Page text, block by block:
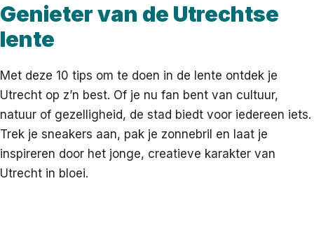
Genieter van de Utrechtse
lente
Met deze 10 tips om te doen in de lente ontdek je
Utrecht op z’n best. Of je nu fan bent van cultuur,
natuur of gezelligheid, de stad biedt voor iedereen iets.
Trek je sneakers aan, pak je zonnebril en laat je
inspireren door het jonge, creatieve karakter van
Utrecht in bloei.